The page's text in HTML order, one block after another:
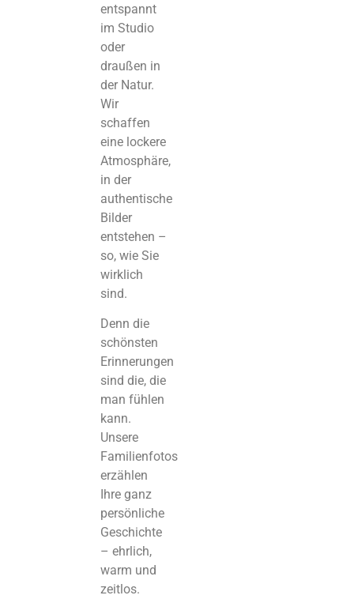
entspannt
im Studio
oder
draußen in
der Natur.
Wir
schaffen
eine lockere
Atmosphäre,
in der
authentische
Bilder
entstehen –
so, wie Sie
wirklich
sind.
Denn die
schönsten
Erinnerungen
sind die, die
man fühlen
kann.
Unsere
Familienfotos
erzählen
Ihre ganz
persönliche
Geschichte
– ehrlich,
warm und
zeitlos.